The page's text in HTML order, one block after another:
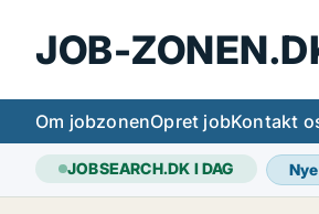
JOB-
Om jobzonenOpret jobKontakt
JOBSEARCH.DK I DAG